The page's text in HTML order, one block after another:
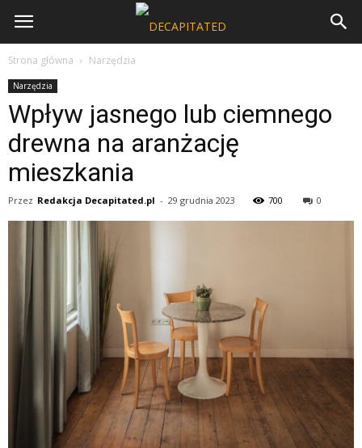
Strona główna Narzędzia
Narzędzia
Wpływ jasnego lub ciemnego
drewna na aranżację
mieszkania
Przez Redakcja Decapitated.pl - 29 grudnia 2023 700 0